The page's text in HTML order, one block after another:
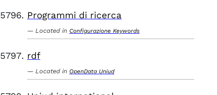
Programmi di ricerca
Located in Configurazione Keywords
rdf
Located in OpenData Uniud